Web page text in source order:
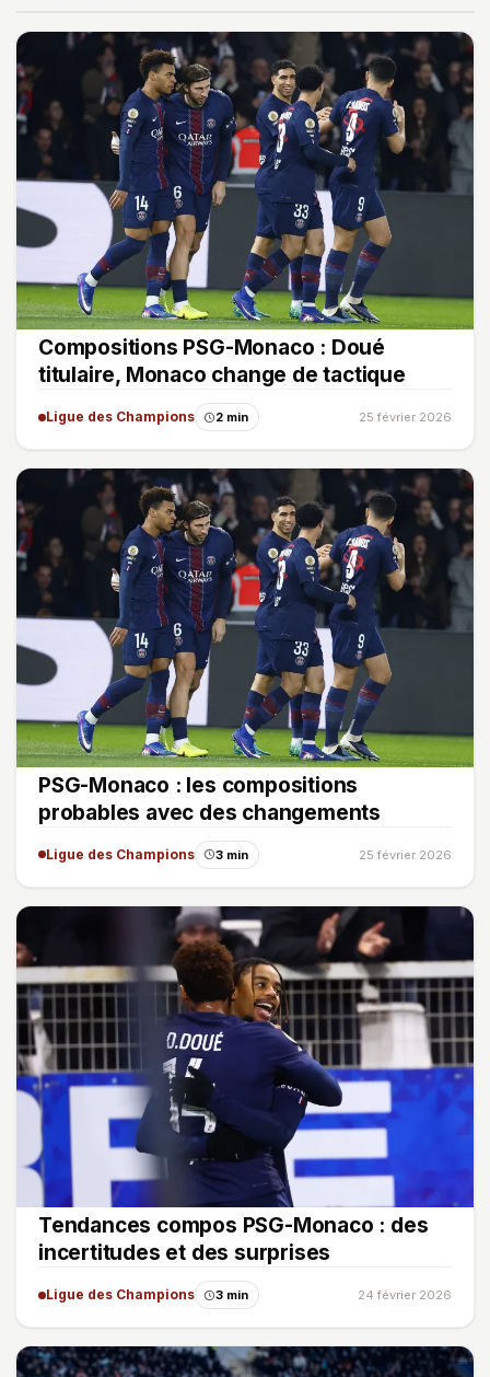
Compositions PSG-Monaco : Doué
titulaire, Monaco change de tactique
Ligue des Champions 2 min 25 février 2026
PSG-Monaco : les compositions
probables avec des changements
Ligue des Champions 3 min 25 février 2026
Tendances compos PSG-Monaco : des
incertitudes et des surprises
Ligue des Champions 3 min 24 février 2026